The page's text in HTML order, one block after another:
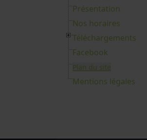
Présentation
Nos horaires
Téléchargements
Facebook
Plan du site
Mentions légales